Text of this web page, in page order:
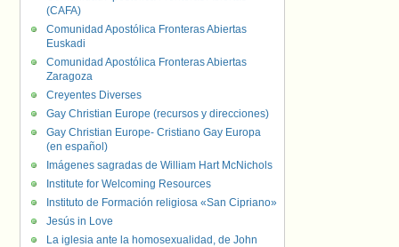
(CAFA)
Comunidad Apostólica Fronteras Abiertas
Euskadi
Comunidad Apostólica Fronteras Abiertas
Zaragoza
Creyentes Diverses
Gay Christian Europe (recursos y direcciones)
Gay Christian Europe- Cristiano Gay Europa
(en español)
Imágenes sagradas de William Hart McNichols
Institute for Welcoming Resources
Instituto de Formación religiosa «San Cipriano»
Jesús in Love
La iglesia ante la homosexualidad, de John